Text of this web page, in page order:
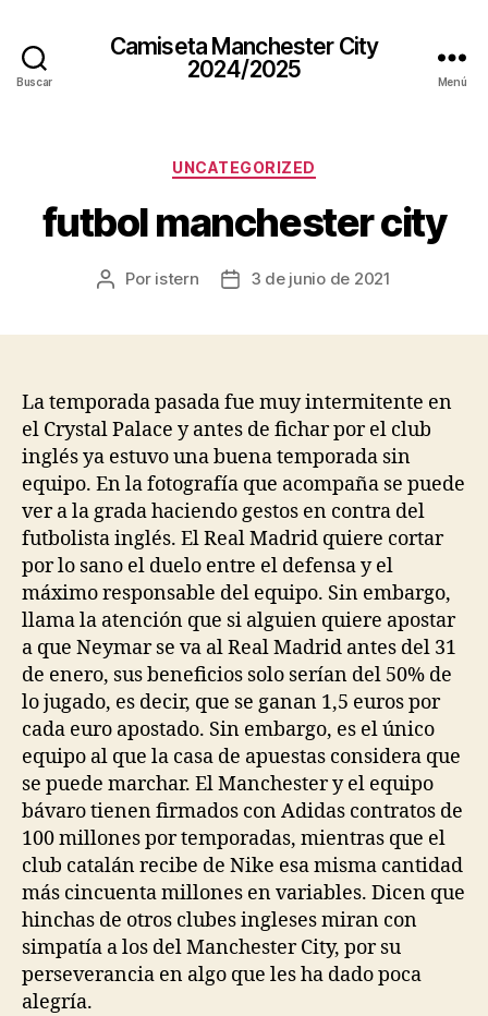
Buscar
Camiseta Manchester City
2024/2025
Menú
Categorías
UNCATEGORIZED
futbol manchester city
Autor
Por istern
Fecha3 de junio de 2021
La temporada pasada fue muy intermitente en
el Crystal Palace y antes de fichar por el club
inglés ya estuvo una buena temporada sin
equipo. En la fotografía que acompaña se puede
ver a la grada haciendo gestos en contra del
futbolista inglés. El Real Madrid quiere cortar
por lo sano el duelo entre el defensa y el
máximo responsable del equipo. Sin embargo,
llama la atención que si alguien quiere apostar
a que Neymar se va al Real Madrid antes del 31
de enero, sus beneficios solo serían del 50% de
lo jugado, es decir, que se ganan 1,5 euros por
cada euro apostado. Sin embargo, es el único
equipo al que la casa de apuestas considera que
se puede marchar. El Manchester y el equipo
bávaro tienen firmados con Adidas contratos de
100 millones por temporadas, mientras que el
club catalán recibe de Nike esa misma cantidad
más cincuenta millones en variables. Dicen que
hinchas de otros clubes ingleses miran con
simpatía a los del Manchester City, por su
perseverancia en algo que les ha dado poca
alegría.